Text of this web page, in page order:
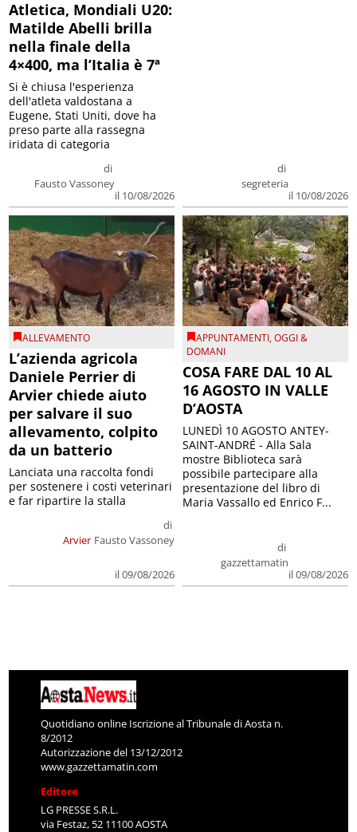
Atletica, Mondiali U20:
Matilde Abelli brilla
nella finale della
4×400, ma l’Italia è 7ª
di
Fausto Vassoney
il 10/08/2026
Si è chiusa l'esperienza
dell'atleta valdostana a
Eugene, Stati Uniti, dove ha
preso parte alla rassegna
iridata di categoria
di
segreteria
il 10/08/2026
ALLEVAMENTO
L’azienda agricola
Daniele Perrier di
Arvier chiede aiuto
per salvare il suo
allevamento, colpito
da un batterio
Arvier
di
Fausto Vassoney
il 09/08/2026
Lanciata una raccolta fondi
per sostenere i costi veterinari
e far ripartire la stalla
APPUNTAMENTI,OGGI &
DOMANI
COSA FARE DAL 10 AL
16 AGOSTO IN VALLE
D’AOSTA
di
gazzettamatin
il 09/08/2026
LUNEDÌ 10 AGOSTO ANTEY-
SAINT-ANDRÉ - Alla Sala
mostre Biblioteca sarà
possibile partecipare alla
presentazione del libro di
Maria Vassallo ed Enrico F...
Quotidiano online Iscrizione al Tribunale di Aosta n.
8/2012
Autorizzazione del 13/12/2012
www.gazzettamatin.com
Editore
LG PRESSE S.R.L.
via Festaz, 52 11100 AOSTA